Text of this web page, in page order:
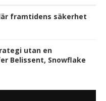
framtidens säkerhet
utan en
Belissent, Snowflake